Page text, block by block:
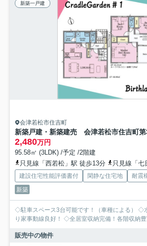
新築一戸建
会津若松市住吉町
2,480万円
95.58㎡ (3LDK) /予定 /2階建
只見線「西若松」駅 徒歩13分
只見線「七
建設住宅性能評価書付 閑静な住宅地 耐震
新築
◇駐車スペース3台可能です！（車種による） ◇
り家事動線良好！ ◇全居室収納完備！各階収納
販売中の物件